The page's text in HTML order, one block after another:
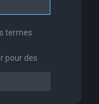
termes
pour des